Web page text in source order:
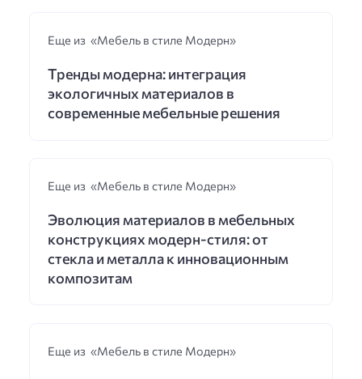
Еще из «Мебель в стиле Модерн»
Тренды модерна: интеграция
экологичных материалов в
современные мебельные решения
Еще из «Мебель в стиле Модерн»
Эволюция материалов в мебельных
конструкциях модерн-стиля: от
стекла и металла к инновационным
композитам
Еще из «Мебель в стиле Модерн»